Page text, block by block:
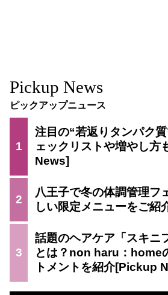
Pickup News
ピックアップニュース
1
注目の“若返りタンパク
ェックリストや増やし方
2
八王子で冬の体調管理フ
しい限定メニューをご紹
3
話題のヘアケア「スキニ
とは？non haru：home
トメントを紹介